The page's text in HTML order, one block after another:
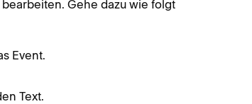
Gehe dazu wie folgt
Event.
Text.